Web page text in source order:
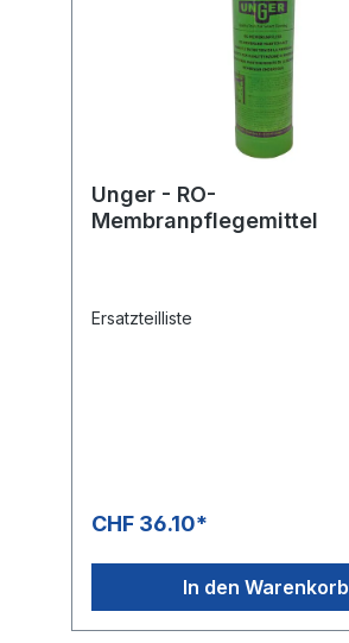
Unger - RO-
Membranpflegemittel
Ersatzteilliste
CHF 36.10*
In den Warenkorb